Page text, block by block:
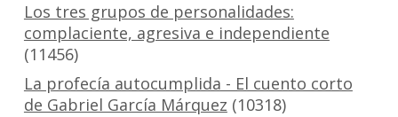
Los tres grupos de personalidades:
complaciente, agresiva e independiente
(11456)
La profecía autocumplida - El cuento corto
de Gabriel García Márquez (10318)